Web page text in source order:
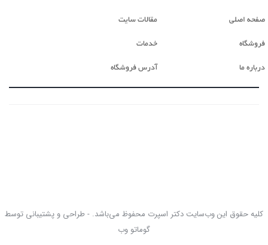
صفحه اصلی
فروشگاه
درباره ما
مقالات سایت
خدمات
آدرس فروشگاه
کلیه حقوق این وب‌سایت دکتر اسپرت محفوظ می‌باشد. - طراحی و پشتیبانی توسط
گوماتو وب